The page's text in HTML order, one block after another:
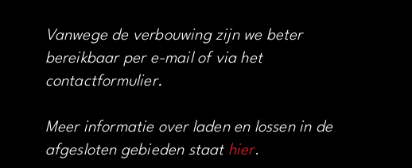
Vanwege de verbouwing zijn we beter
bereikbaar per e-mail of via het
contactformulier.
Meer informatie over laden en lossen in de
afgesloten gebieden staat hier.